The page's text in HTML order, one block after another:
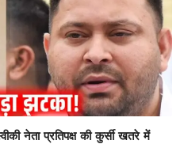
नेता प्रतिपक्ष की कुर्सी खतरे में